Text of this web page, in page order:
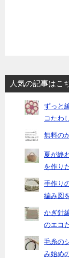
人気の記事はこ
ずっと
コたわ
無料の
夏が終
を作り
手作り
編み図
かぎ針
のエコ
毛糸の
み始め